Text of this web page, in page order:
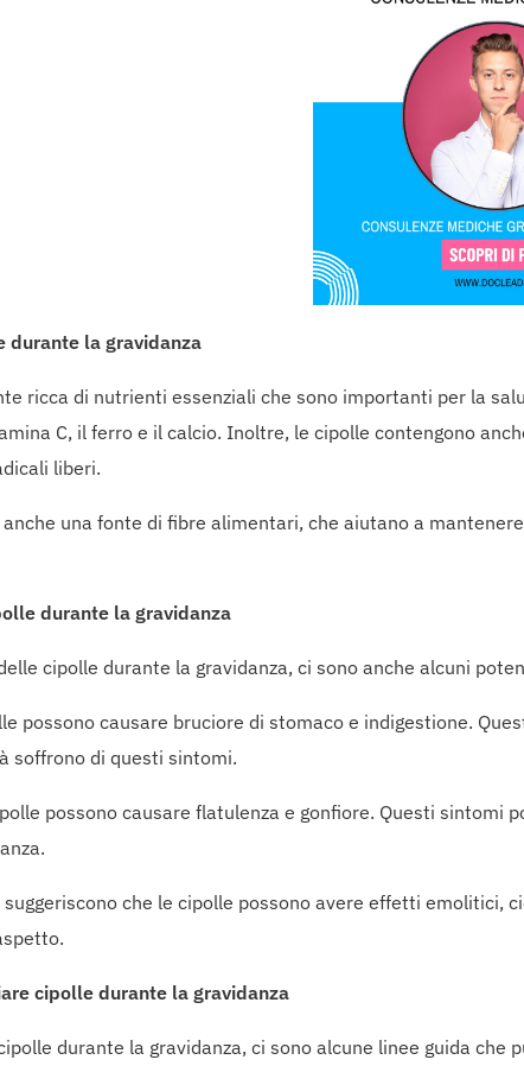
la gravidanza
ricca di nutrienti essenziali che sono importanti per la
C, il ferro e il calcio. Inoltre, le cipolle contengono
liberi.
una fonte di fibre alimentari, che aiutano a
durante la gravidanza
cipolle durante la gravidanza, ci sono anche alcuni
possono causare bruciore di stomaco e indigestione.
soffrono di questi sintomi.
possono causare flatulenza e gonfiore. Questi
che le cipolle possono avere effetti emolitici,
cipolle durante la gravidanza
durante la gravidanza, ci sono alcune linee guida